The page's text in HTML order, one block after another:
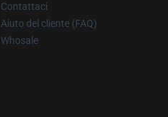
Contattaci
Aiuto del cliente (FAQ)
Whosale